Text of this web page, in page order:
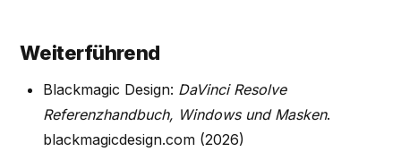
Weiterführend
Blackmagic Design: DaVinci Resolve
Referenzhandbuch, Windows und Masken.
blackmagicdesign.com (2026)